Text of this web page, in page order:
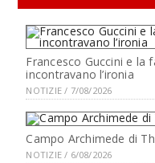
Francesco Guccini e la
incontravano l’ironia
NOTIZIE / 7/08/2026
Campo Archimede di
NOTIZIE / 6/08/2026